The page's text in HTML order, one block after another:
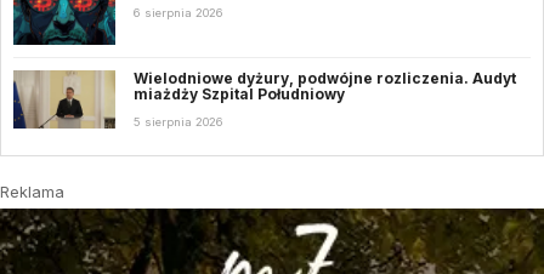
6 sierpnia 2026
Wielodniowe dyżury, podwójne rozliczenia. Audyt
miażdży Szpital Południowy
5 sierpnia 2026
Reklama